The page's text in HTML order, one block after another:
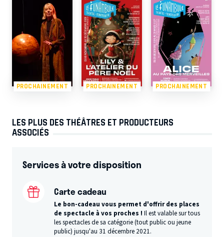
PROCHAINEMENT PROCHAINEMENT PROCHAINEMENT
LES PLUS DES THÉÂTRES ET PRODUCTEURS
ASSOCIÉS
Services à votre disposition
Carte cadeau
Le bon-cadeau vous permet d'offrir des places
de spectacle à vos proches ! Il est valable sur tous
les spectacles de sa catégorie (tout public ou jeune
public) jusqu'au 31 décembre 2021.